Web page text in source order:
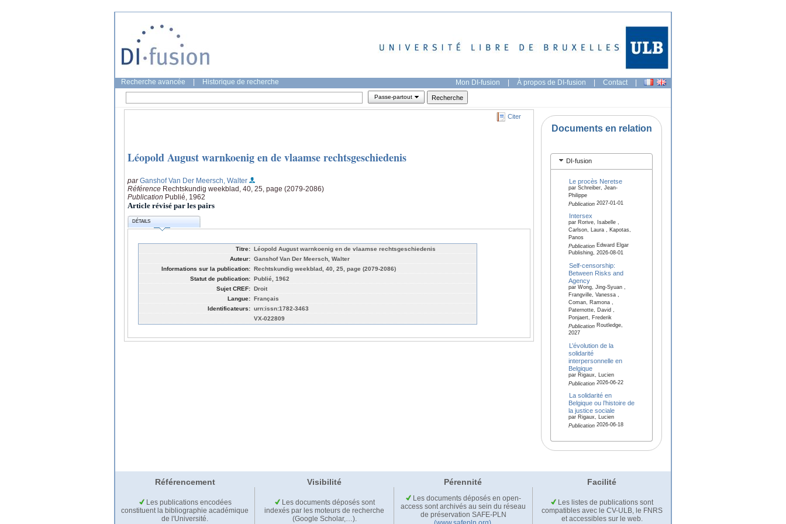
Recherche avancée Historique de recherche Mon DI-fusion | À propos de DI-fusion | Contact |
Passe-partout
Citer
Léopold August warnkoenig en de vlaamse rechtsgeschiedenis
parGanshof Van Der Meersch, Walter
Référence Rechtskundig weekblad, 40, 25, page (2079-2086)
Publication Publié, 1962
Article révisé par les pairs
DÉTAILS
Titre: Léopold August warnkoenig en de vlaamse rechtsgeschiedenis
Auteur: Ganshof Van Der Meersch, Walter
Informations sur la publication: Rechtskundig weekblad, 40, 25, page (2079-2086)
Statut de publication: Publié, 1962
Sujet CREF: Droit
Langue: Français
Identificateurs: urn:issn:1782-3463
VX-022809
Documents en relation
DI-fusion
Le procès Neretse
par Schreiber, Jean-
Philippe
Publication2027-01-01
Intersex
par Rorive, Isabelle ,
Carlson, Laura , Kapotas,
Panos
PublicationEdward Elgar
Publishing, 2026-08-01
Self-censorship:
Between Risks and
Agency
par Wong, Jing-Syuan ,
Frangville, Vanessa ,
Coman, Ramona ,
Paternotte, David ,
Ponjaert, Frederik
PublicationRoutledge,
2027
L’évolution de la
solidarité
interpersonnelle en
Belgique
par Rigaux, Lucien
Publication2026-06-22
La solidarité en
Belgique ou l’histoire de
la justice sociale
par Rigaux, Lucien
Publication2026-06-18
Référencement Visibilité Pérennité Facilité
Les publications encodées
constituent la bibliographie académique
de l'Université.
Les documents déposés sont
indexés par les moteurs de recherche
(Google Scholar,…).
Les documents déposés en open-
access sont archivés au sein du réseau
de préservation SAFE-PLN
Les listes de publications sont
compatibles avec le CV-ULB, le FNRS
et accessibles sur le web.